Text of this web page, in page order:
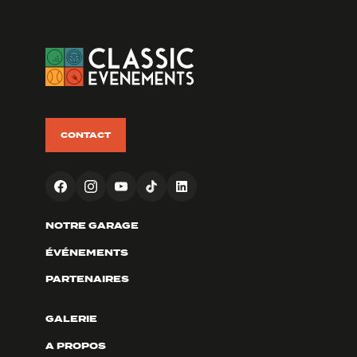
CONTACT
NOTRE GARAGE
ÉVÉNEMENTS
PARTENAIRES
GALERIE
A PROPOS